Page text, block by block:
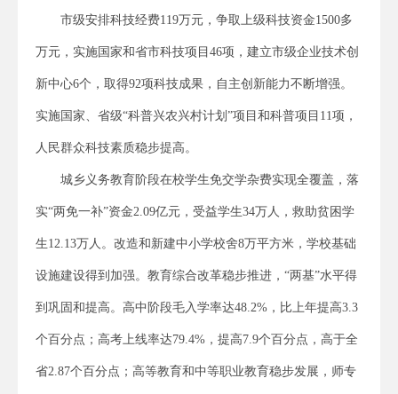
市级安排科技经费119万元，争取上级科技资金1500多
万元，实施国家和省市科技项目46项，建立市级企业技术创
新中心6个，取得92项科技成果，自主创新能力不断增强。
实施国家、省级“科普兴农兴村计划”项目和科普项目11项，
人民群众科技素质稳步提高。
城乡义务教育阶段在校学生免交学杂费实现全覆盖，落
实“两免一补”资金2.09亿元，受益学生34万人，救助贫困学
生12.13万人。改造和新建中小学校舍8万平方米，学校基础
设施建设得到加强。教育综合改革稳步推进，“两基”水平得
到巩固和提高。高中阶段毛入学率达48.2%，比上年提高3.3
个百分点；高考上线率达79.4%，提高7.9个百分点，高于全
省2.87个百分点；高等教育和中等职业教育稳步发展，师专